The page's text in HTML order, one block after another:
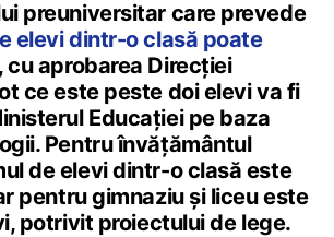
preuniversitar care prevede
elevi dintr-o clasă poate
cu aprobarea Direcției
ce este peste doi elevi va fi
Educației pe baza
Pentru învăţământul
de elevi dintr-o clasă este
pentru gimnaziu și liceu este
potrivit proiectului de lege.